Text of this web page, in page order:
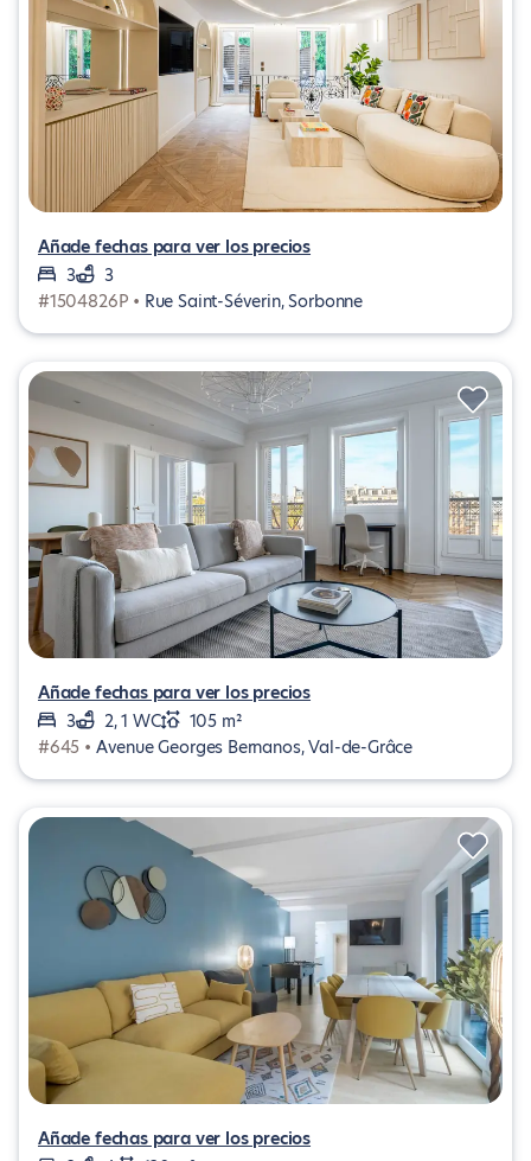
Añade fechas para ver los precios
3
3
#1504826P • Rue Saint-Séverin, Sorbonne
Añade fechas para ver los precios
3
2, 1 WC
105 m²
#645 • Avenue Georges Bernanos, Val-de-Grâce
Añade fechas para ver los precios